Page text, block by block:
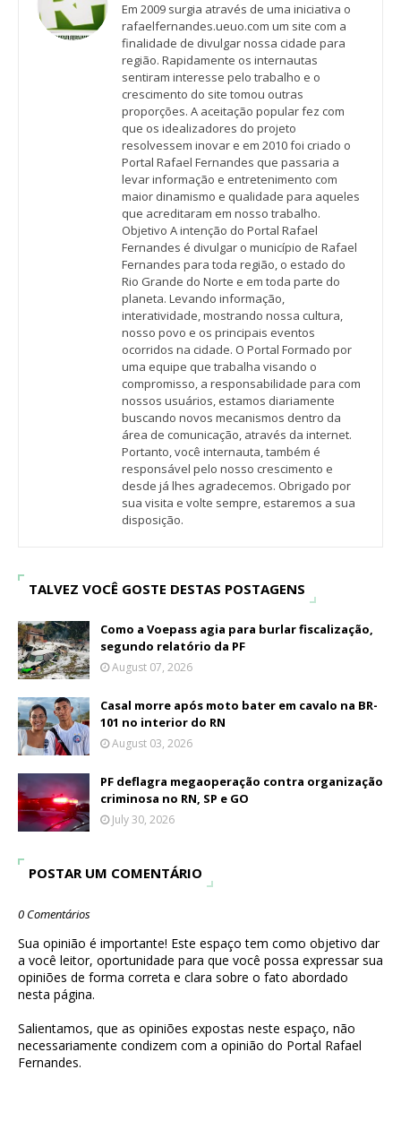
Em 2009 surgia através de uma iniciativa o
rafaelfernandes.ueuo.com um site com a
finalidade de divulgar nossa cidade para
região. Rapidamente os internautas
sentiram interesse pelo trabalho e o
crescimento do site tomou outras
proporções. A aceitação popular fez com
que os idealizadores do projeto
resolvessem inovar e em 2010 foi criado o
Portal Rafael Fernandes que passaria a
levar informação e entretenimento com
maior dinamismo e qualidade para aqueles
que acreditaram em nosso trabalho.
Objetivo A intenção do Portal Rafael
Fernandes é divulgar o município de Rafael
Fernandes para toda região, o estado do
Rio Grande do Norte e em toda parte do
planeta. Levando informação,
interatividade, mostrando nossa cultura,
nosso povo e os principais eventos
ocorridos na cidade. O Portal Formado por
uma equipe que trabalha visando o
compromisso, a responsabilidade para com
nossos usuários, estamos diariamente
buscando novos mecanismos dentro da
área de comunicação, através da internet.
Portanto, você internauta, também é
responsável pelo nosso crescimento e
desde já lhes agradecemos. Obrigado por
sua visita e volte sempre, estaremos a sua
disposição.
TALVEZ VOCÊ GOSTE DESTAS POSTAGENS
Como a Voepass agia para burlar fiscalização,
segundo relatório da PF
August 07, 2026
Casal morre após moto bater em cavalo na BR-
101 no interior do RN
August 03, 2026
PF deflagra megaoperação contra organização
criminosa no RN, SP e GO
July 30, 2026
POSTAR UM COMENTÁRIO
0 Comentários
Sua opinião é importante! Este espaço tem como objetivo dar
a você leitor, oportunidade para que você possa expressar sua
opiniões de forma correta e clara sobre o fato abordado
nesta página.
Salientamos, que as opiniões expostas neste espaço, não
necessariamente condizem com a opinião do Portal Rafael
Fernandes.